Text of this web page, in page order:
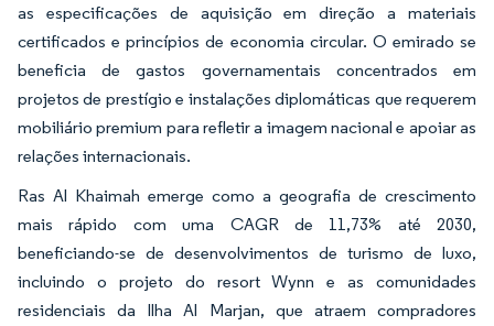
as especificações de aquisição em direção a materiais
certificados e princípios de economia circular. O emirado se
beneficia de gastos governamentais concentrados em
projetos de prestígio e instalações diplomáticas que requerem
mobiliário premium para refletir a imagem nacional e apoiar as
relações internacionais.
Ras Al Khaimah emerge como a geografia de crescimento
mais rápido com uma CAGR de 11,73% até 2030,
beneficiando-se de desenvolvimentos de turismo de luxo,
incluindo o projeto do resort Wynn e as comunidades
residenciais da Ilha Al Marjan, que atraem compradores